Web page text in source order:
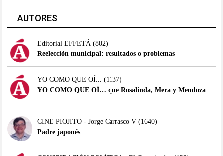
AUTORES
Editorial EFFETÁ(802)
Reelección municipal: resultados o problemas
YO COMO QUE OÍ... (1137)
YO COMO QUE OÍ… que Rosalinda, Mera y Mendoza
CINE PIOJITO - Jorge Carrasco V(1640)
Padre japonés